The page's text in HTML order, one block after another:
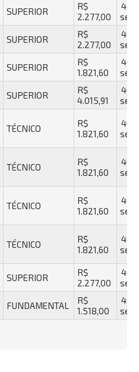
SUPERIOR
R$
2.277,00
40
SUPERIOR
R$
2.277,00
40
SUPERIOR
R$
1.821,60
40
SUPERIOR
R$
4.015,91
40
TÉCNICO
R$
1.821,60
40
TÉCNICO
R$
1.821,60
40
TÉCNICO
R$
1.821,60
40
TÉCNICO
R$
1.821,60
40
SUPERIOR
R$
2.277,00
40
FUNDAMENTAL
R$
1.518,00
40